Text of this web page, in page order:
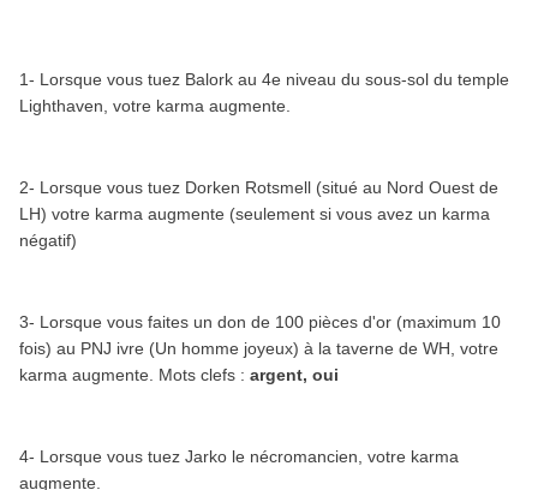
1- Lorsque vous tuez Balork au 4e niveau du sous-sol du temple
Lighthaven, votre karma augmente.
2- Lorsque vous tuez Dorken Rotsmell (situé au Nord Ouest de
LH) votre karma augmente (seulement si vous avez un karma
négatif)
3- Lorsque vous faites un don de 100 pièces d'or (maximum 10
fois) au PNJ ivre (Un homme joyeux) à la taverne de WH, votre
karma augmente. Mots clefs : argent, oui
4- Lorsque vous tuez Jarko le nécromancien, votre karma
augmente.